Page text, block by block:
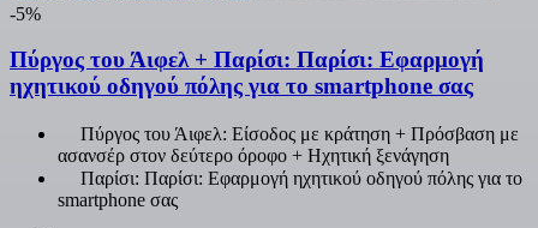
-5%
Πύργος του Άιφελ + Παρίσι: Παρίσι: Εφαρμογή
ηχητικού οδηγού πόλης για το smartphone σας
Πύργος του Άιφελ: Είσοδος με κράτηση + Πρόσβαση με
ασανσέρ στον δεύτερο όροφο + Ηχητική ξενάγηση
Παρίσι: Παρίσι: Εφαρμογή ηχητικού οδηγού πόλης για το
smartphone σας